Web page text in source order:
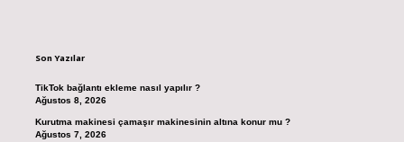
Son Yazılar
TikTok bağlantı ekleme nasıl yapılır ?
Ağustos 8, 2026
Kurutma makinesi çamaşır makinesinin altına konur mu ?
Ağustos 7, 2026